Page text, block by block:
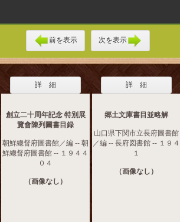
前を表示 次を表示
詳 細
創立二十周年記念 特別展
覽會陳列圖書目録
朝鮮總督府圖書館／編 -- 朝
鮮總督府圖書館 -- １９４４
０４
（画像なし）
詳 細
郷土文庫書目並略解
山口県下関市立長府圖書館
／編 -- 長府図書館 -- １９４
１
（画像なし）